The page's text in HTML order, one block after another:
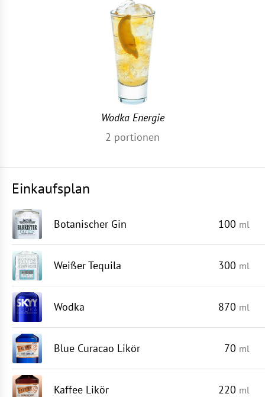
Wodka Energie
2 portionen
Einkaufsplan
Botanischer Gin 100 ml
Weißer Tequila 300 ml
Wodka 870 ml
Blue Curacao Likör 70 ml
Kaffee Likör 220 ml